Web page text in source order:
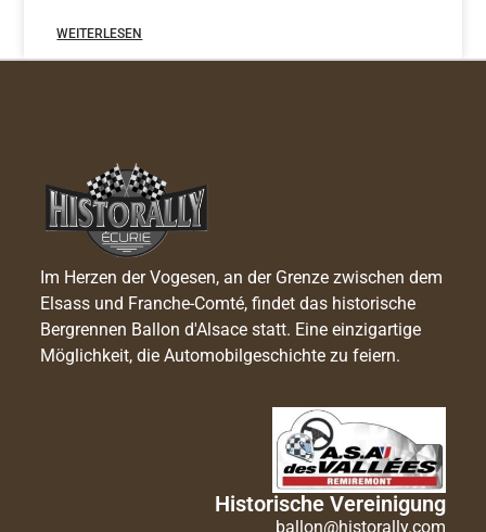
WEITERLESEN
Im Herzen der Vogesen, an der Grenze zwischen dem
Elsass und Franche-Comté, findet das historische
Bergrennen Ballon d'Alsace statt. Eine einzigartige
Möglichkeit, die Automobilgeschichte zu feiern.
Historische Vereinigung
ballon@historally.com